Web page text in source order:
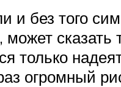
и без того
может
только
огромный